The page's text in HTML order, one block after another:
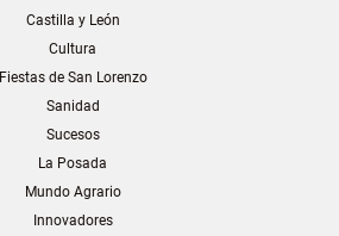
Castilla y León
Cultura
Fiestas de San Lorenzo
Sanidad
Sucesos
La Posada
Mundo Agrario
Innovadores